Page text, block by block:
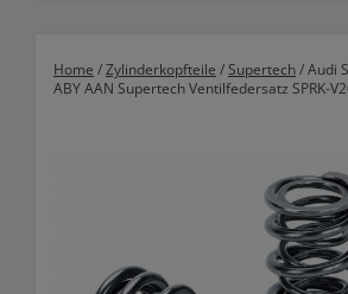
Home /Zylinderkopfteile /Supertech/ Audi
ABY AAN Supertech Ventilfedersatz SPRK-